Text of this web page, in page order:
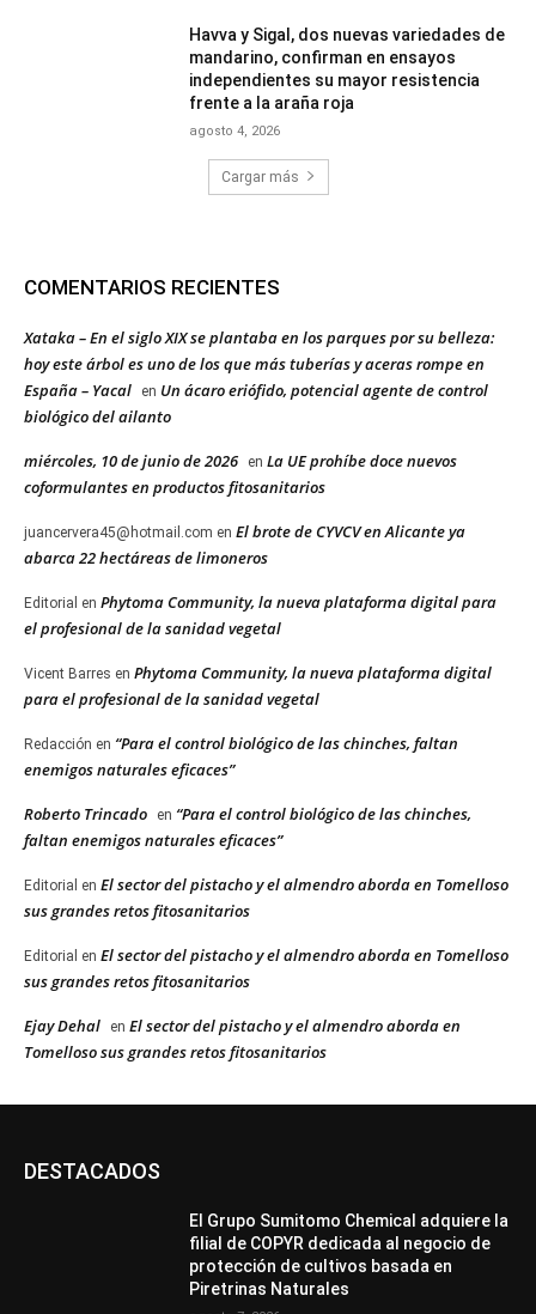
Havva y Sigal, dos nuevas variedades de
mandarino, confirman en ensayos
independientes su mayor resistencia
frente a la araña roja
agosto 4, 2026
Cargar más
COMENTARIOS RECIENTES
Xataka – En el siglo XIX se plantaba en los parques por su belleza:
hoy este árbol es uno de los que más tuberías y aceras rompe en
España – Yacal
en Un ácaro eriófido, potencial agente de control
biológico del ailanto
miércoles, 10 de junio de 2026 en La UE prohíbe doce nuevos
coformulantes en productos fitosanitarios
juancervera45@hotmail.com en El brote de CYVCV en Alicante ya
abarca 22 hectáreas de limoneros
Editorial en Phytoma Community, la nueva plataforma digital para
el profesional de la sanidad vegetal
Vicent Barres en Phytoma Community, la nueva plataforma digital
para el profesional de la sanidad vegetal
Redacción en “Para el control biológico de las chinches, faltan
enemigos naturales eficaces”
Roberto Trincado en “Para el control biológico de las chinches,
faltan enemigos naturales eficaces”
Editorial en El sector del pistacho y el almendro aborda en Tomelloso
sus grandes retos fitosanitarios
Editorial en El sector del pistacho y el almendro aborda en Tomelloso
sus grandes retos fitosanitarios
Ejay Dehal en El sector del pistacho y el almendro aborda en
Tomelloso sus grandes retos fitosanitarios
DESTACADOS
El Grupo Sumitomo Chemical adquiere la
filial de COPYR dedicada al negocio de
protección de cultivos basada en
Piretrinas Naturales